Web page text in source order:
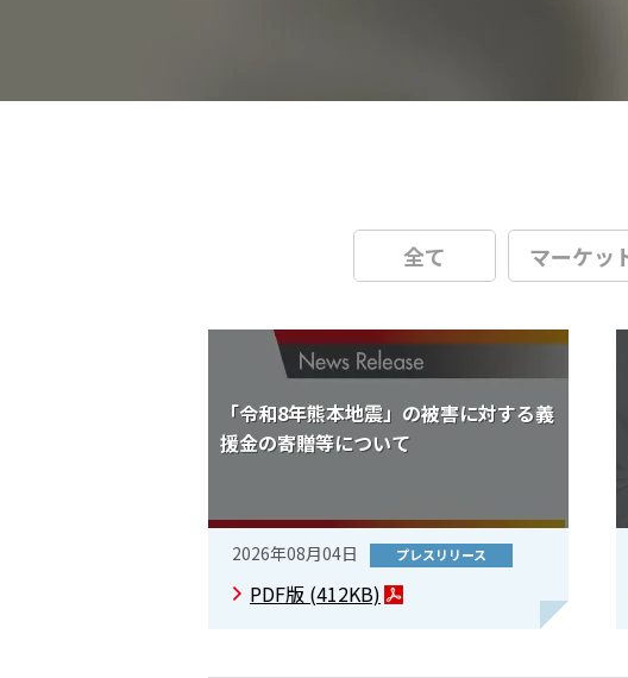
全て マーケッ
「令和8年熊本地震」の被害に対する義
援金の寄贈等について
2026年08月04日 プレスリリース
PDF版 (412KB)